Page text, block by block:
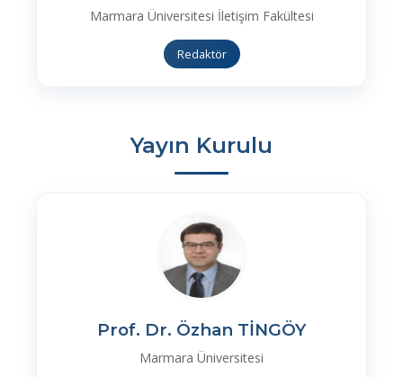
Marmara Üniversitesi İletişim Fakültesi
Redaktör
Yayın Kurulu
Prof. Dr. Özhan TİNGÖY
Marmara Üniversitesi